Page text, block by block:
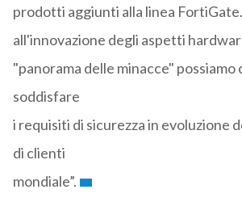
prodotti aggiunti alla linea
all'innovazione degli aspetti
"panorama delle minacce" possiamo
soddisfare
i requisiti di sicurezza in evoluzione
di clienti
mondiale”.